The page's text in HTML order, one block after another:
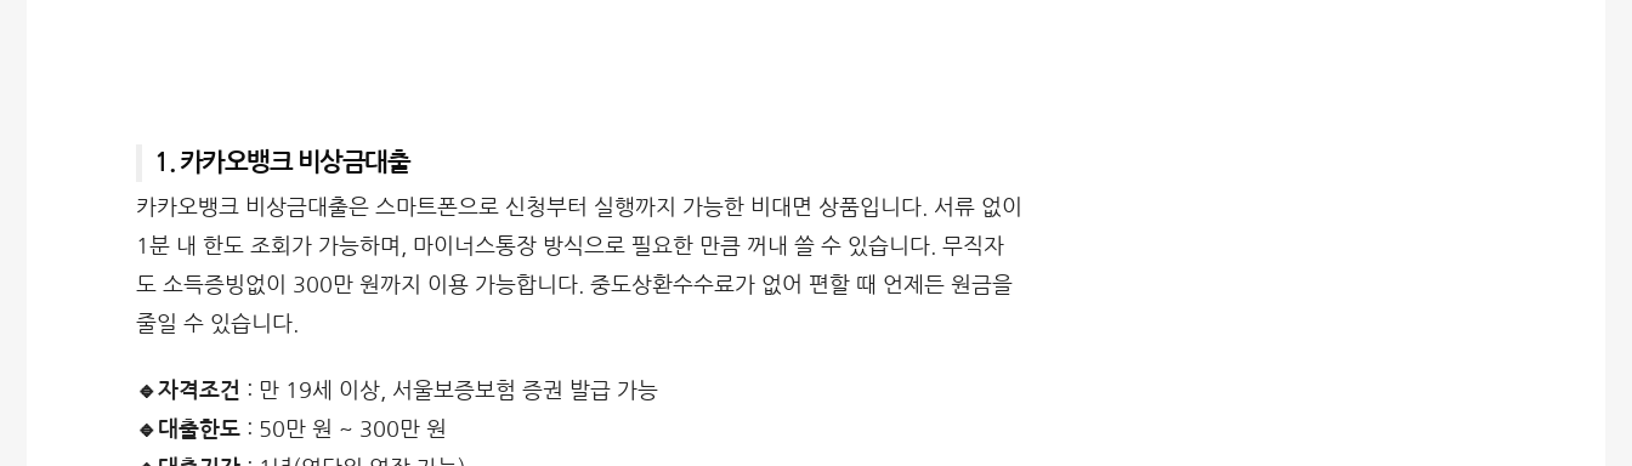
1. 카카오뱅크 비상금대출
카카오뱅크 비상금대출은 스마트폰으로 신청부터 실행까지 가능한 비대면 상품입니다. 서류 없이
1분 내 한도 조회가 가능하며, 마이너스통장 방식으로 필요한 만큼 꺼내 쓸 수 있습니다. 무직자
도 소득증빙없이 300만 원까지 이용 가능합니다. 중도상환수수료가 없어 편할 때 언제든 원금을
줄일 수 있습니다.
🔹자격조건 : 만 19세 이상, 서울보증보험 증권 발급 가능
🔹대출한도 : 50만 원 ~ 300만 원